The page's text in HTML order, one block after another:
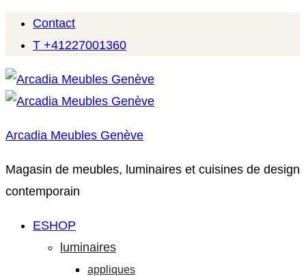
Contact
T +41227001360
Arcadia Meubles Genève
Magasin de meubles, luminaires et cuisines de design
contemporain
ESHOP
luminaires
appliques